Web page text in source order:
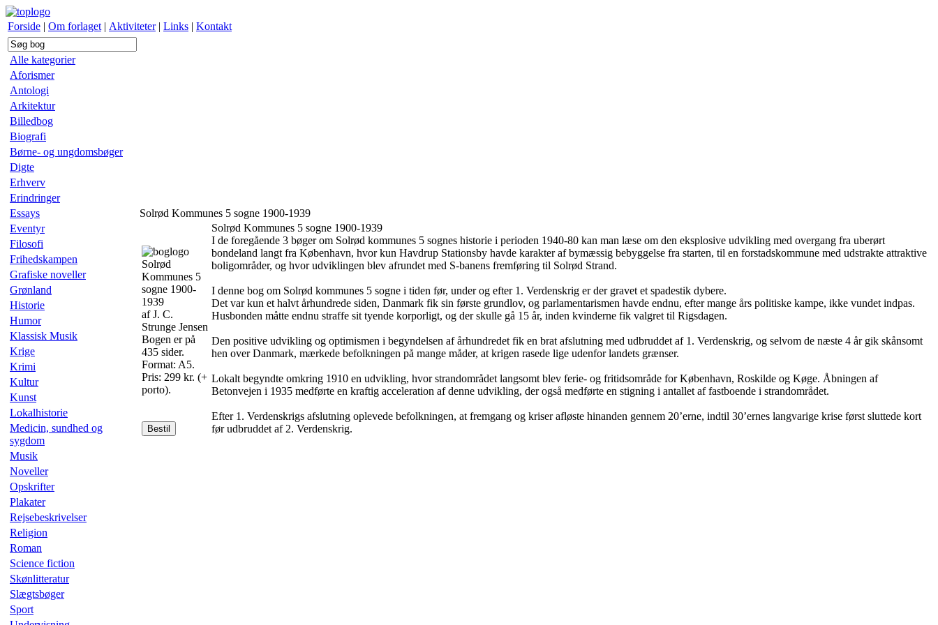
Forside | Om forlaget | Aktiviteter | Links | Kontakt
Alle kategorier
Aforismer
Antologi
Arkitektur
Billedbog
Biografi
Børne- og ungdomsbøger
Digte
Erhverv
Erindringer
Essays
Eventyr
Filosofi
Frihedskampen
Grafiske noveller
Grønland
Historie
Humor
Klassisk Musik
Krige
Krimi
Kultur
Kunst
Lokalhistorie
Medicin, sundhed og
sygdom
Musik
Noveller
Opskrifter
Plakater
Rejsebeskrivelser
Religion
Roman
Science fiction
Skønlitteratur
Slægtsbøger
Sport
Solrød Kommunes 5 sogne 1900-1939
Solrød
Kommunes 5
sogne 1900-
1939
af J. C.
Strunge Jensen
Bogen er på
435 sider.
Format: A5.
Pris: 299 kr. (+
porto).
Bestil
Solrød Kommunes 5 sogne 1900-1939
I de foregående 3 bøger om Solrød kommunes 5 sognes historie i perioden 1940-80 kan man læse om den eksplosive udvikling med overgang fra uberørt
bondeland langt fra København, hvor kun Havdrup Stationsby havde karakter af bymæssig bebyggelse fra starten, til en forstadskommune med udstrakte attraktive
boligområder, og hvor udviklingen blev afrundet med S-banens fremføring til Solrød Strand.
I denne bog om Solrød kommunes 5 sogne i tiden før, under og efter 1. Verdenskrig er der gravet et spadestik dybere.
Det var kun et halvt århundrede siden, Danmark fik sin første grundlov, og parlamentarismen havde endnu, efter mange års politiske kampe, ikke vundet indpas.
Husbonden måtte endnu straffe sit tyende korporligt, og der skulle gå 15 år, inden kvinderne fik valgret til Rigsdagen.
Den positive udvikling og optimismen i begyndelsen af århundredet fik en brat afslutning med udbruddet af 1. Verdenskrig, og selvom de næste 4 år gik skånsomt
hen over Danmark, mærkede befolkningen på mange måder, at krigen rasede lige udenfor landets grænser.
Lokalt begyndte omkring 1910 en udvikling, hvor strandområdet langsomt blev ferie- og fritidsområde for København, Roskilde og Køge. Åbningen af
Betonvejen i 1935 medførte en kraftig acceleration af denne udvikling, der også medførte en stigning i antallet af fastboende i strandområdet.
Efter 1. Verdenskrigs afslutning oplevede befolkningen, at fremgang og kriser afløste hinanden gennem 20’erne, indtil 30’ernes langvarige krise først sluttede kort
før udbruddet af 2. Verdenskrig.